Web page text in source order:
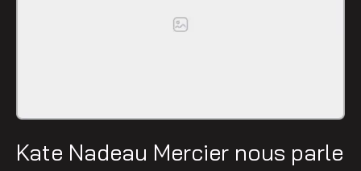
Kate Nadeau Mercier nous parle